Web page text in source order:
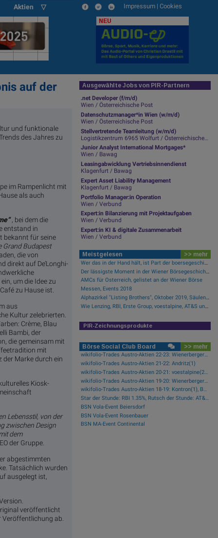
Aktien ▽ Impressum | Cookies
NEU
auf der
und funktionale
des Jahres zu
im Rampenlicht mit
als auch
, bei dem die
entstand in
bekannt für seine
Grand Budapest
die von
direkt auf De’Longhi-
um die Idee zu
zu Hause ist.
aus
Kultur zelebrierten.
Crème, Blau
Bambi, der
die gemeinsam mit
mit
der Marke durch ein
Kiosk-
Lebensstil, von der
zwischen Design
dem
der Gruppe.
abgestimmten
Tatsächlich wurden
ausgelegt ist,
veröffentlicht
ab.
Ausgewählte Jobs von PIR-Partnern
.net Developer (f/m/d)
Wien / Österreichische Post
Datenschutzmanager*in Wien (w/m/d)
Wien / Österreichische Post
Stellvertretende Teamleitung (w/m/d)
Logistikzentrum 6965 Wolfurt / Österreichische Post
Junior Analyst International Mortgages*
Wien / Bawag
Leasingabwicklung Vertriebsinnendienst
Klagenfurt / Bawag
Expert Asset Liability Management
Klagenfurt / Bawag
Portfolio Manager:in Operation
Wien / Verbund
Expert:in Bilanzierung mit Projektaufgaben
Wien / Verbund
Expert:in KI & digitale Zusammenarbeit
Wien / Verbund
Meistgelesen >> mehr
Wer das in der Hand hält, ist Part der boersegeschichte.at
Der lässigste Moment in der Wiener Börsegeschichte
AMCs für Österreich, gelistet an der Wiener Börse
Messen, Events 2018
Alphazirkel "Listing Brothers", Oktober 2019, Säulenhalle Wiener Börse
Wie Lenzing, RBI, Erste Group, voestalpine, AT&S und Strabag für Gesprächsstoff im ATX sorgten
PIR-Zeichnungsprodukte
Börse Social Club Board >> mehr
wikifolio-Trades Austro-Aktien 22-23: Wienerberger(1), Zumtobel(1), AT&S(1), Frequentis(1), FACC(1), Kontron(1)
wikifolio-Trades Austro-Aktien 21-22: Andritz(1)
wikifolio-Trades Austro-Aktien 20-21: voestalpine(2), Porr(1), Palfinger(1)
wikifolio-Trades Austro-Aktien 19-20: Wienerberger(1)
wikifolio-Trades Austro-Aktien 18-19: Kontron(1), Bawag(1), Erste Group(1)
Star der Stunde: RBI 1.35%, Rutsch der Stunde: AT&S -2.07%
BSN Vola-Event Beiersdorf
BSN Vola-Event Rosenbauer
BSN MA-Event Continental